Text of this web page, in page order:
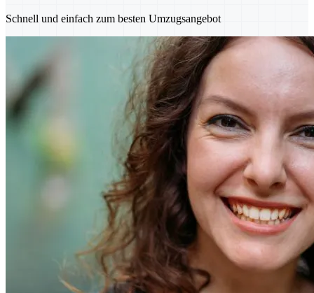
Schnell und einfach zum besten Umzugsangebot